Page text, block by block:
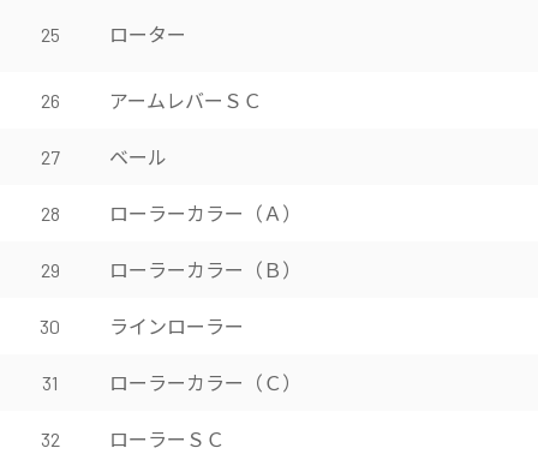
25 ローター
26 アームレバーＳＣ
27 ベール
28 ローラーカラー（Ａ）
29 ローラーカラー（Ｂ）
30 ラインローラー
31 ローラーカラー（Ｃ）
32 ローラーＳＣ